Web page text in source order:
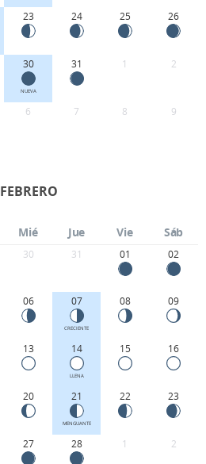
23 24 25 26
30
NUEVA
31 1 2
6 7 8 9
FEBRERO
Mié Jue Vie Sáb
30 31 01 02
06 07
CRECIENTE
08 09
13 14
LLENA
15 16
20 21
MENGUANTE
22 23
27 28 1 2